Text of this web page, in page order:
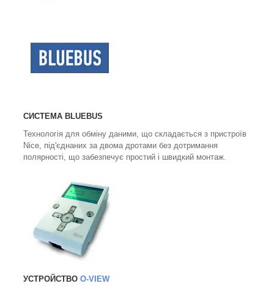
СИСТЕМА BLUEBUS
Технологія для обміну даними, що складається з пристроїв
Nice, під'єднаних за двома дротами без дотримання
полярності, що забезпечує простий і швидкий монтаж.
УСТРОЙСТВО O-VIEW